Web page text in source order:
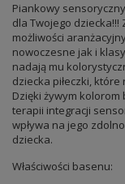
Piankowy
dla Twojego dziecka!!!
możliwości
nowoczesne jak i
nadają mu
dziecka piłeczki,
Dzięki żywym
terapii integracji
wpływa na jego
dziecka.
Właściwości basenu: